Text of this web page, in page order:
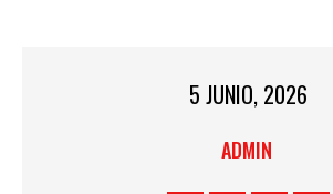
5 JUNIO, 2026
ADMIN